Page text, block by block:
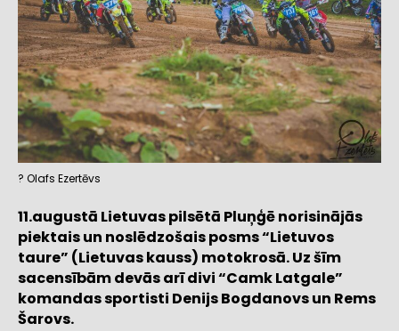
? Olafs Ezertēvs
11.augustā Lietuvas pilsētā Pluņģē norisinājās
piektais un noslēdzošais posms “Lietuvos
taure” (Lietuvas kauss) motokrosā. Uz šīm
sacensībām devās arī divi “Camk Latgale”
komandas sportisti Denijs Bogdanovs un Rems
Šarovs.